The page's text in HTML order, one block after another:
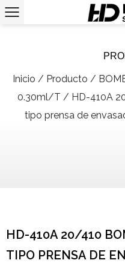
Inicio / Producto /
0.30ml/T / HD-410A
tipo prensa de
HD-410A 20/410
TIPO PRENSA DE